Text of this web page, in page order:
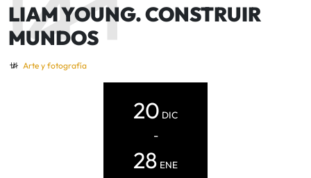
LIAM YOUNG. CONSTRUIR
MUNDOS
Arte y fotografía
20 DIC
-
28 ENE